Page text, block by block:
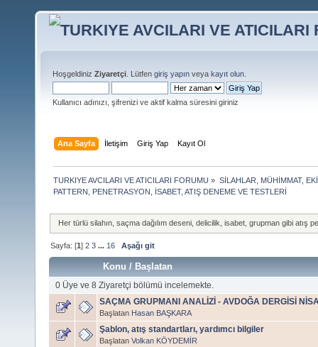
Hoşgeldiniz Ziyaretçi . Lütfen giriş yapın veya kayıt olun
Kullanıcı adınızı, şifrenizi ve aktif kalma süresini giriniz
Ana Sayfa İletişim Giriş Yap Kayıt Ol
TURKIYE AVCILARI VE ATICILARI FORUMU » SİLAHLAR, MÜHİMMAT,
PATTERN, PENETRASYON, İSABET, ATIŞ DENEME VE TESTLERİ
Her türlü silahın, saçma dağılım deseni, delicilik, isabet, grupman gibi atış
Sayfa: [1]2 3 ... 16 Aşağı git
Konu / Başlatan
0 Üye ve 8 Ziyaretçi bölümü incelemekte.
SAÇMA GRUPMANI ANALİZİ - AVDOĞA DERGİSİ
Başlatan Hasan BAŞKARA
Şablon, atış standartları, yardımcı bilgiler
Başlatan Volkan KÖYDEMİR